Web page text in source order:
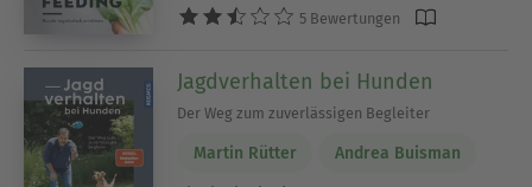
5 Bewertungen
Jagdverhalten bei Hunden
Der Weg zum zuverlässigen Begleiter
Martin Rütter Andrea Buisman